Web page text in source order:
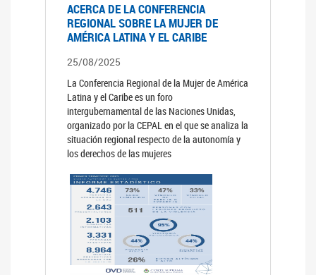
ACERCA DE LA CONFERENCIA
REGIONAL SOBRE LA MUJER DE
AMÉRICA LATINA Y EL CARIBE
25/08/2025
La Conferencia Regional de la Mujer de América
Latina y el Caribe es un foro
intergubernamental de las Naciones Unidas,
organizado por la CEPAL en el que se analiza la
situación regional respecto de la autonomía y
los derechos de las mujeres